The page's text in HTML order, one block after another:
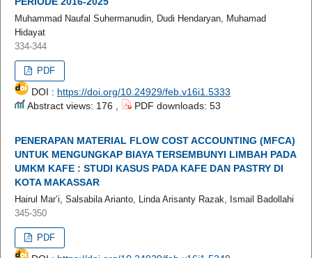
Muhammad Naufal Suhermanudin, Dudi Hendaryan, Muhamad
Hidayat
334-344
PDF
DOI : https://doi.org/10.24929/feb.v16i1.5333
Abstract views: 176 ,
PDF downloads: 53
PENERAPAN MATERIAL FLOW COST ACCOUNTING (MFCA)
UNTUK MENGUNGKAP BIAYA TERSEMBUNYI LIMBAH PADA
UMKM KAFE : STUDI KASUS PADA KAFE DAN PASTRY DI
KOTA MAKASSAR
Hairul Mar’i, Salsabila Arianto, Linda Arisanty Razak, Ismail Badollahi
345-350
PDF